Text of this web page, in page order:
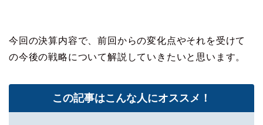
今回の決算内容で、前回からの変化点やそれを受けて
の今後の戦略について解説していきたいと思います。
この記事はこんな人にオススメ！